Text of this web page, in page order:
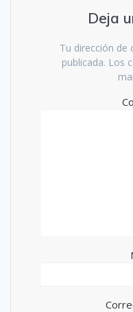
Deja
Tu dirección de
publicada. Los